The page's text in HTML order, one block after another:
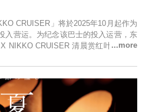
CRUISER」将於2025年10月起作为
入营运。为纪念该巴士的投入运营，东
NIKKO CRUISER 清晨赏红叶之旅”，